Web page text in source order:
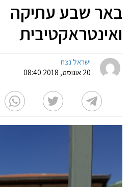
באר שבע עתיקה
ואינטראקטיבית
ישראל נצח
20 אוגוסט, 2018 08:40